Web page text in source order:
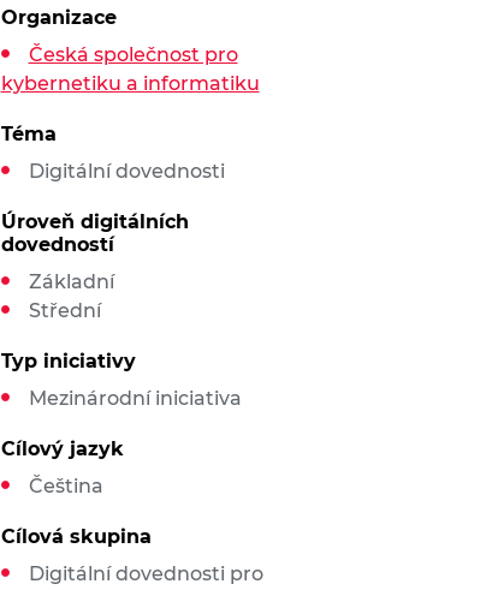
Organizace
Česká společnost pro
kybernetiku a informatiku
Téma
Digitální dovednosti
Úroveň digitálních
dovedností
Základní
Střední
Typ iniciativy
Mezinárodní iniciativa
Cílový jazyk
Čeština
Cílová skupina
Digitální dovednosti pro